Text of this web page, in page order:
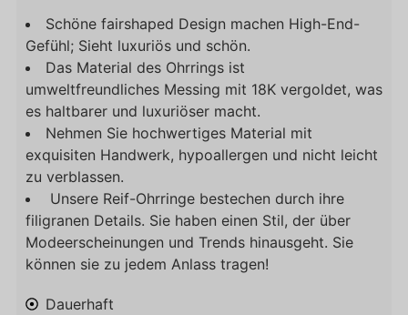
Schöne fairshaped Design machen High-End-
Gefühl; Sieht luxuriös und schön.
Das Material des Ohrrings ist
umweltfreundliches Messing mit 18K vergoldet, was
es haltbarer und luxuriöser macht.
Nehmen Sie hochwertiges Material mit
exquisiten Handwerk, hypoallergen und nicht leicht
zu verblassen.
Unsere Reif-Ohrringe bestechen durch ihre
filigranen Details. Sie haben einen Stil, der über
Modeerscheinungen und Trends hinausgeht. Sie
können sie zu jedem Anlass tragen!
Dauerhaft